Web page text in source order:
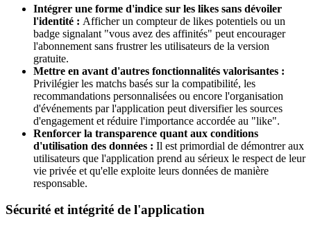
Intégrer une forme d'indice sur les likes sans dévoiler
l'identité : Afficher un compteur de likes potentiels ou un
badge signalant "vous avez des affinités" peut encourager
l'abonnement sans frustrer les utilisateurs de la version
gratuite.
Mettre en avant d'autres fonctionnalités valorisantes :
Privilégier les matchs basés sur la compatibilité, les
recommandations personnalisées ou encore l'organisation
d'événements par l'application peut diversifier les sources
d'engagement et réduire l'importance accordée au "like".
Renforcer la transparence quant aux conditions
d'utilisation des données : Il est primordial de démontrer aux
utilisateurs que l'application prend au sérieux le respect de leur
vie privée et qu'elle exploite leurs données de manière
responsable.
Sécurité et intégrité de l'application